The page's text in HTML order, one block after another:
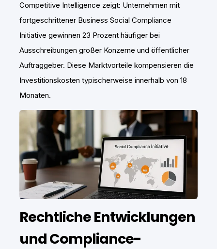
Competitive Intelligence zeigt: Unternehmen mit
fortgeschrittener Business Social Compliance
Initiative gewinnen 23 Prozent häufiger bei
Ausschreibungen großer Konzerne und öffentlicher
Auftraggeber. Diese Marktvorteile kompensieren die
Investitionskosten typischerweise innerhalb von 18
Monaten.
Rechtliche Entwicklungen
und Compliance-